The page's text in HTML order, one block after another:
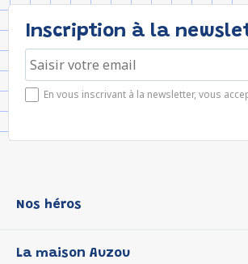
Inscription à la
En vous inscrivant à la newsletter, vous
Nos héros
P'tit Loup
La maison Auzou